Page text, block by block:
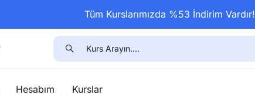
Tüm Kurslarımızda %53 İndirim Vardır!
Hesabım Kurslar